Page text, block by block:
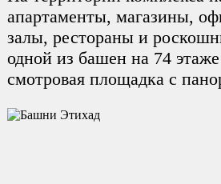
апартаменты, магазины,
залы, рестораны и
одной из башен на 74 этаже
смотровая площадка с